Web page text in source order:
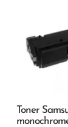
Toner